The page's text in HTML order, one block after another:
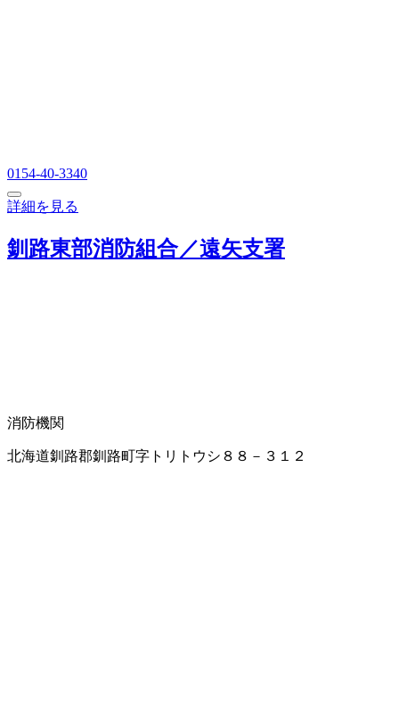
0154-40-3340
詳細を見る
釧路東部消防組合／遠矢支署
消防機関
北海道釧路郡釧路町字トリトウシ８８－３１２